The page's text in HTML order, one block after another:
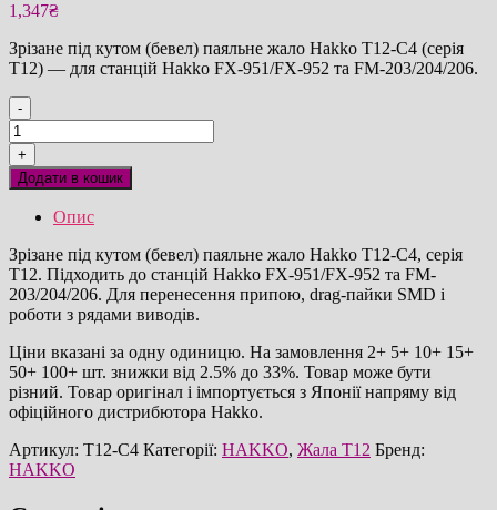
1,347₴
Зрізане під кутом (бевел) паяльне жало Hakko T12-C4 (серія
T12) — для станцій Hakko FX-951/FX-952 та FM-203/204/206.
-
Hakko
T12-
C4
бевел
паяльне
оригінал
кількість
+
Додати в кошик
Опис
Зрізане під кутом (бевел) паяльне жало Hakko T12-C4, серія
T12. Підходить до станцій Hakko FX-951/FX-952 та FM-
203/204/206. Для перенесення припою, drag-пайки SMD і
роботи з рядами виводів.
Ціни вказані за одну одиницю. На замовлення 2+ 5+ 10+ 15+
50+ 100+ шт. знижки від 2.5% до 33%. Товар може бути
різний. Товар оригінал і імпортується з Японії напряму від
офіційного дистрибютора Hakko.
Артикул: T12-C4 Категорії: HAKKO, Жала T12 Бренд:
HAKKO